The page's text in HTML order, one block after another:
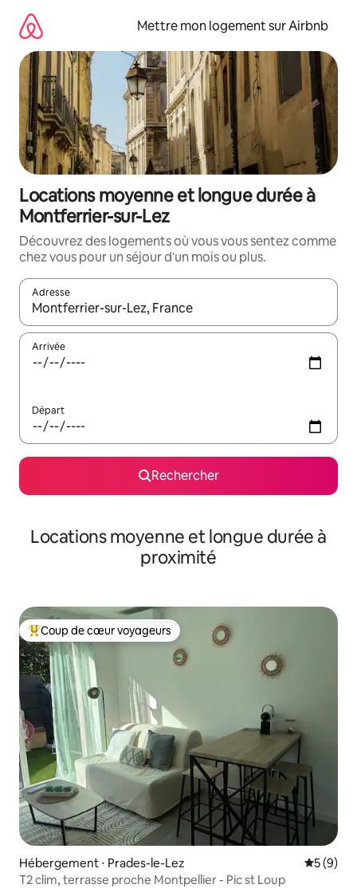
directement
contenu
Mettre mon logement sur Airbnb
Locations moyenne et longue durée à
Montferrier-sur-Lez
Découvrez des logements où vous vous sentez comme
chez vous pour un séjour d'un mois ou plus.
Adresse
Lorsque les résultats s'affichent, utilisez les flèches vers le
Arrivée
Départ
Rechercher
Locations moyenne et longue durée à
proximité
Coups de cœur voyageurs les plus appréciés
Coup de cœur voyageurs
Hébergement ⋅ Prades-le-Lez
5 (9)
T2 clim, terrasse proche Montpellier - Pic st Loup